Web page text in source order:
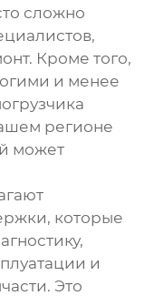
сложно
Кроме того,
и менее
регионе
может
которые
и
Это